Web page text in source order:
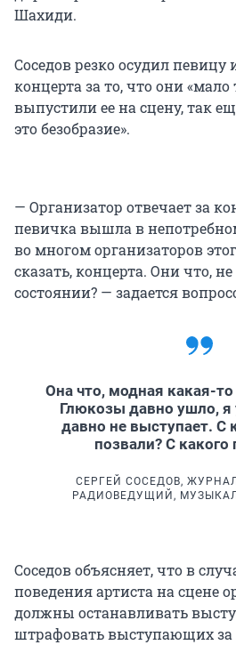
Шахиди.
Соседов резко осудил певицу
концерта за то, что они
выпустили ее на сцену, так
это безобразие».
— Организатор отвечает за
певичка вышла в
во многом организаторов
сказать, концерта. Они что,
состоянии? — задается
Она что, модная какая-
Глюкозы давно ушло,
давно не выступает. С
позвали? С какого
СЕРГЕЙ СОСЕДОВ,
РАДИОВЕДУЩИЙ,
Соседов объясняет, что в
поведения артиста на сцене
должны останавливать
штрафовать выступающих